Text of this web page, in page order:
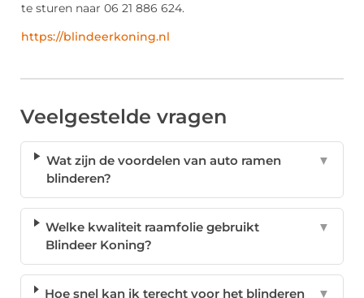
te sturen naar 06 21 886 624.
https://blindeerkoning.nl
Veelgestelde vragen
Wat zijn de voordelen van auto ramen
blinderen?
▼
Welke kwaliteit raamfolie gebruikt
Blindeer Koning?
▼
Hoe snel kan ik terecht voor het blinderen
▼